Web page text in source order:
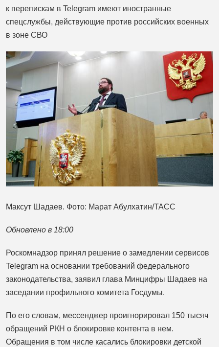
к перепискам в Telegram имеют иностранные
спецслужбы, действующие против российских военных
в зоне СВО
Максут Шадаев. Фото: Марат Абулхатин/ТАСС
Обновлено в 18:00
Роскомнадзор принял решение о замедлении сервисов
Telegram на основании требований федерального
законодательства, заявил глава Минцифры Шадаев на
заседании профильного комитета Госдумы.
По его словам, мессенджер проигнорировал 150 тысяч
обращений РКН о блокировке контента в нем.
Обращения в том числе касались блокировки детской